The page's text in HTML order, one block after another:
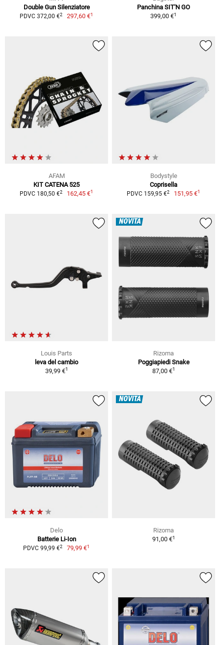
Double Gun Silenziatore
PDVC 372,00 €2 297,60 €1
Panchina SIT'N GO
399,00 €1
AFAM
KIT CATENA 525
PDVC 180,50 €2 162,45 €1
Bodystyle
Coprisella
PDVC 159,95 €2 151,95 €1
Louis Parts
leva del cambio
39,99 €1
NOVITÀ
Rizoma
Poggiapiedi Snake
87,00 €1
Delo
Batterie Li-Ion
PDVC 99,99 €2 79,99 €1
NOVITÀ
Rizoma
91,00 €1